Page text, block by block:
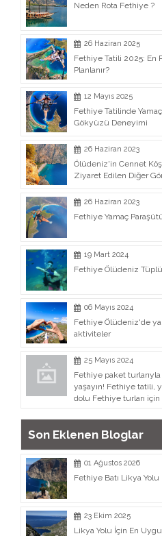
Neden Rota Fethiye ?
26 Haziran 2025
Fethiye Tatili 2025: En
Planlanır?
12 Mayıs 2025
Fethiye Tatilinde
Gökyüzü Deneyimi
26 Haziran 2023
Ölüdeniz'in Cennet
Ziyaret Edilen Diğer
26 Haziran 2023
Fethiye Yamaç
19 Mart 2024
Fethiye Ölüdeniz Tüplü
06 Mayıs 2024
Fethiye Ölüdeniz'de
aktiviteler
25 Mayıs 2024
Fethiye paket
yaşayın! Fethiye tatili,
dolu Fethiye turları için
Son Eklenen Bloglar
01 Ağustos 2026
Fethiye Batı Likya
23 Ekim 2025
Likya Yolu İçin En